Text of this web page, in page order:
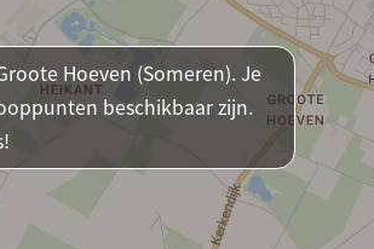
Hoeven (Someren). Je
beschikbaar zijn.